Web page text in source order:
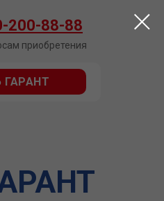
200-88-88
приобретения
ГАРАНТ
ГАРАНТ